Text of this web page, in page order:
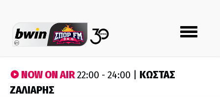
Toggle
navigation
NOW ON AIR22:00 - 24:00 | ΚΩΣΤΑΣ
ΖΑΛΙΑΡΗΣ